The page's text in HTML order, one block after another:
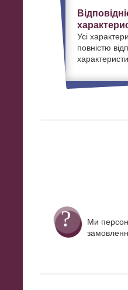
Усі
повністю
Ми